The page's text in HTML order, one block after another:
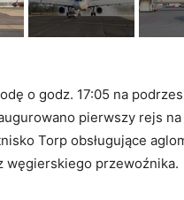
o godz. 17:05 na
pierwszy rejs
Torp obsługujące
węgierskiego przewoźnika.